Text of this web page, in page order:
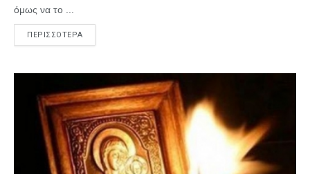
όμως να το ...
ΠΕΡΙΣΣΟΤΕΡΑ